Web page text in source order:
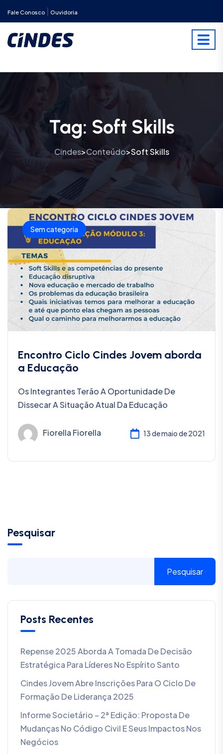
Fale Conosco Ouvidoria
Tag: Soft Skills
Cindes>Conteúdo>Soft Skills
Sem categoria
Encontro Ciclo Cindes Jovem aborda
a Educação
Os Integrantes Terão A Oportunidade De
Dissecar A Situação Atual Da Educação
Fiorella Fiorella 13 de maio de 2021
Pesquisar
Pesquisar
Posts Recentes
Repense 2025 Aborda A Tomada De Decisão
Estratégica Para Líderes No Espírito Santo
Cindes Jovem Abre Inscrições Para O Ciclo De
Formação De Liderança 2025
Informe Societário – 2ª Edição: Proposta De
Mudanças No Código Civil E Seus Impactos Nos
Negócios